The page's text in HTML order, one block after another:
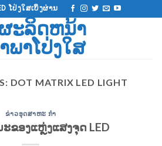
ໂປ່ງໃສເບິ່ງຜ່ານ
DOT MATRIX LED LIGHT
ຂ່າວອຸດສາຫະ ກຳ
ຂອງແຫຼ່ງແສງຈຸດ LED